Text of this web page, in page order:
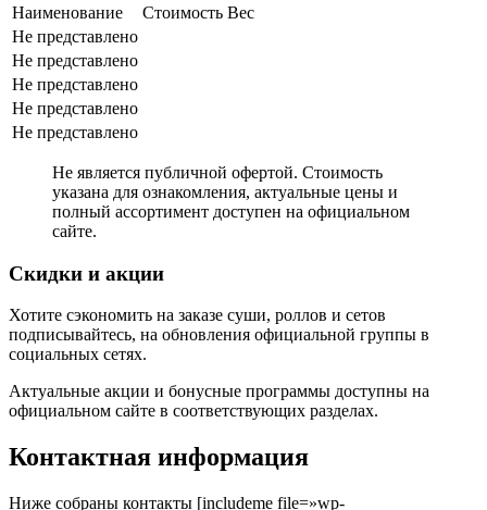
Наименование Стоимость Вес
Не представлено
Не представлено
Не представлено
Не представлено
Не представлено
Не является публичной офертой. Стоимость
указана для ознакомления, актуальные цены и
полный ассортимент доступен на официальном
сайте.
Скидки и акции
Хотите сэкономить на заказе суши, роллов и сетов
подписывайтесь, на обновления официальной группы в
социальных сетях.
Актуальные акции и бонусные программы доступны на
официальном сайте в соответствующих разделах.
Контактная информация
Ниже собраны контакты [includeme file=»wp-